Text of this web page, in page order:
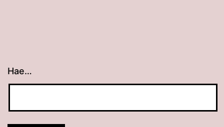
Hae…
Kun tuloksia tulee, voit selata niitä